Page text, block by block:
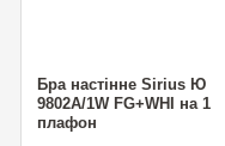
Бра настінне Sirius Ю
9802A/1W FG+WHI на 1
плафон